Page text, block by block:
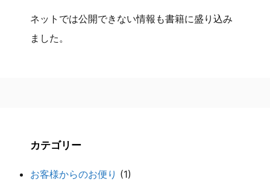
ネットでは公開できない情報も書籍に盛り込み
ました。
カテゴリー
お客様からのお便り (1)